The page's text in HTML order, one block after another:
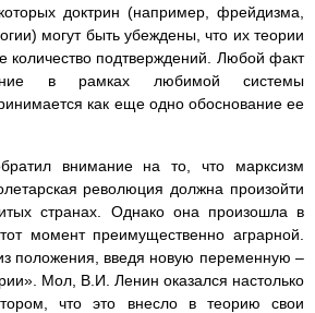
доктрин (например, фрейдизма,
могут быть убеждены, что их теории
количество подтверждений. Любой факт
в рамках любимой системы
как еще одно обоснование ее
внимание на то, что марксизм
революция должна произойти
странах. Однако она произошла в
момент преимущественно аграрной.
положения, введя новую переменную –
Мол, В.И. Ленин оказался настолько
что это внесло в теорию свои